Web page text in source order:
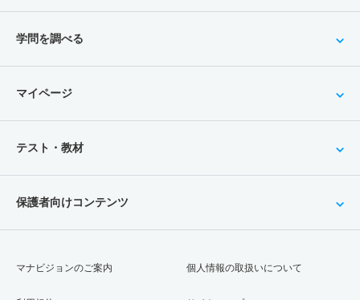
学問を調べる
マイページ
テスト・教材
保護者向けコンテンツ
マナビジョンのご案内 個人情報の取扱いについて